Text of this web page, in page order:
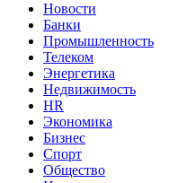
Новости
Банки
Промышленность
Телеком
Энергетика
Недвижимость
HR
Экономика
Бизнес
Спорт
Общество